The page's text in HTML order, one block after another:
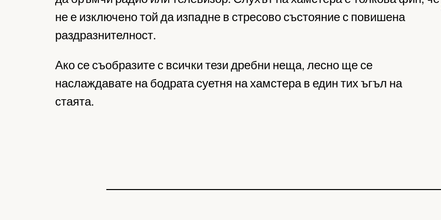
не е изключено той да изпадне в стресово състояние с повишена
раздразнителност.
Ако се съобразите с всички тези дребни неща, лесно ще се
наслаждавате на бодрата суетня на хамстера в един тих ъгъл на
стаята.